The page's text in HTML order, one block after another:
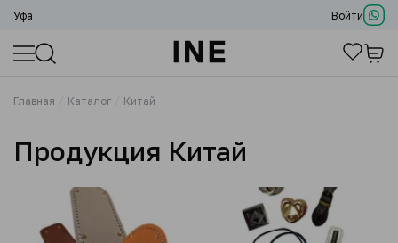
Уфа Войти
Главная Каталог Китай
Продукция Китай